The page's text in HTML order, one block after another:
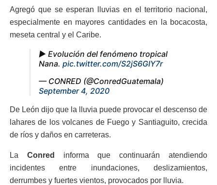
Agregó que se esperan lluvias en el territorio nacional,
especialmente en mayores cantidades en la bocacosta,
meseta central y el Caribe.
▶️ Evolución del fenómeno tropical
Nana. pic.twitter.com/S2jS6GIY7r
— CONRED (@ConredGuatemala)
September 4, 2020
De León dijo que la lluvia puede provocar el descenso de
lahares de los volcanes de Fuego y Santiaguito, crecida
de ríos y daños en carreteras.
La Conred
informa que continuarán atendiendo
incidentes entre inundaciones, deslizamientos,
derrumbes y fuertes vientos, provocados por lluvia.